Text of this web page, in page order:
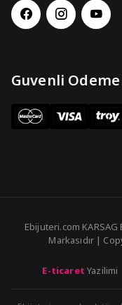
Guvenli Odeme
Ebijuteri.com KARSAG
Markasıdır |
E-ticaret Yazilimi